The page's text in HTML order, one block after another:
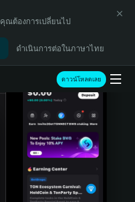
คุณต้องการเปลี่ยนไป
ดำเนินการต่อในภาษาไทย
ดาวน์โหลดเลย